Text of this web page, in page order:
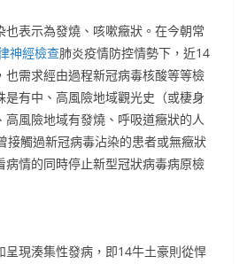
表示為發燒、咳嗽癥狀。在今朝常
神經檢查肺炎疫情防控情勢下，近14
也需求經由過程新冠病毒核酸等等檢
是有中、高風險地域觀光史（或棲身
高風險地域有發燒、呼吸道癥狀的人
接觸過新冠病毒沾染的患者或無癥狀
病情的同時停止新型冠狀病毒病原檢
現湊集性發病，即14牛土豪則從悍